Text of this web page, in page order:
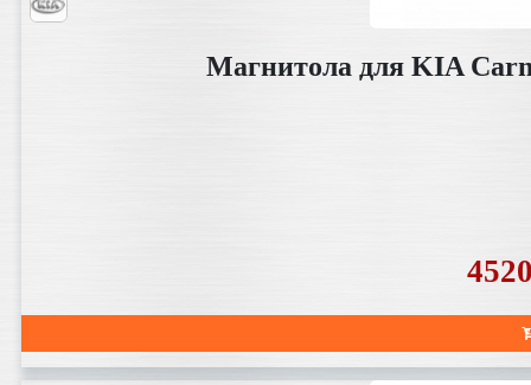
Магнитола для KIA